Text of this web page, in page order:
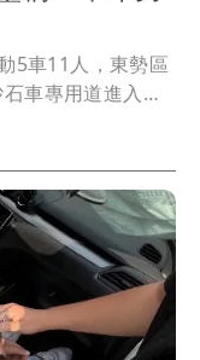
5車11人，東勢區
車專用道進入